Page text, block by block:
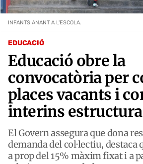
EDUCACIÓ
Educació obre la
convocatòria per
places vacants i
interins
El Govern assegura que dona
demanda del col·lectiu, destaca
a prop del 15% màxim fixat i a
INFANTS ANANT A L'ESCOLA.